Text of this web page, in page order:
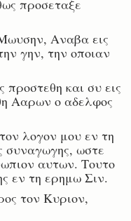
προσεταξε
Αναβα εις
γην, την οποιαν
προστεθη και συ εις
Ααρων ο αδελφος
τον λογον μου εν τη
συναγωγης, ωστε
αυτων. Τουτο
εν τη ερημω Σιν.
τον Κυριον,